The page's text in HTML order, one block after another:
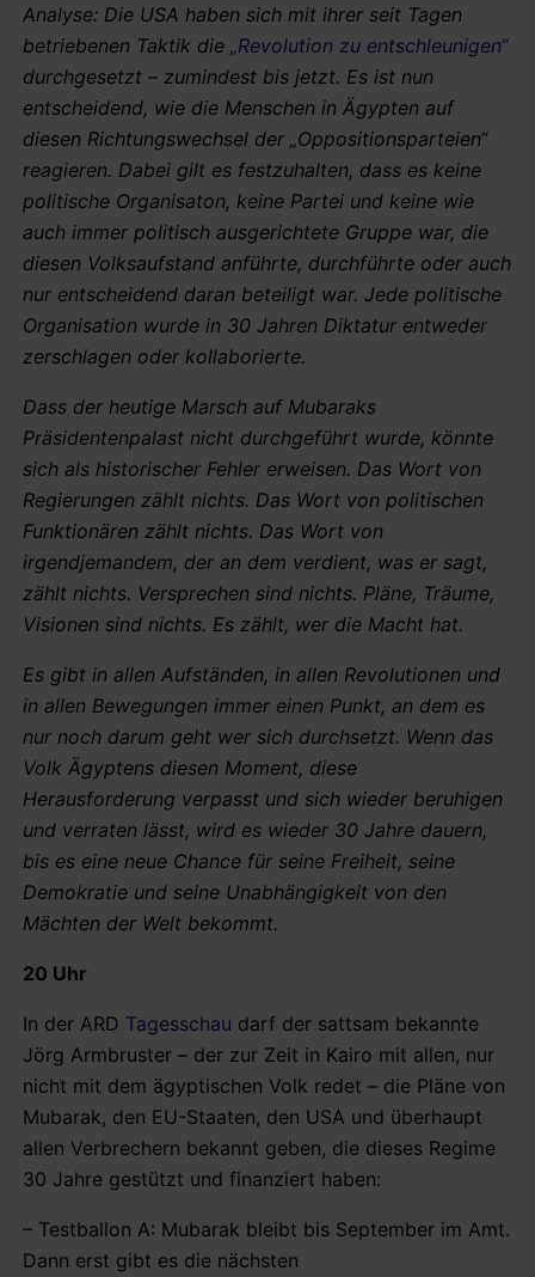
Analyse: Die USA haben sich mit ihrer seit Tagen
betriebenen Taktik die „Revolution zu entschleunigen“
durchgesetzt – zumindest bis jetzt. Es ist nun
entscheidend, wie die Menschen in Ägypten auf
diesen Richtungswechsel der „Oppositionsparteien“
reagieren. Dabei gilt es festzuhalten, dass es keine
politische Organisaton, keine Partei und keine wie
auch immer politisch ausgerichtete Gruppe war, die
diesen Volksaufstand anführte, durchführte oder auch
nur entscheidend daran beteiligt war. Jede politische
Organisation wurde in 30 Jahren Diktatur entweder
zerschlagen oder kollaborierte.
Dass der heutige Marsch auf Mubaraks
Präsidentenpalast nicht durchgeführt wurde, könnte
sich als historischer Fehler erweisen. Das Wort von
Regierungen zählt nichts. Das Wort von politischen
Funktionären zählt nichts. Das Wort von
irgendjemandem, der an dem verdient, was er sagt,
zählt nichts. Versprechen sind nichts. Pläne, Träume,
Visionen sind nichts. Es zählt, wer die Macht hat.
Es gibt in allen Aufständen, in allen Revolutionen und
in allen Bewegungen immer einen Punkt, an dem es
nur noch darum geht wer sich durchsetzt. Wenn das
Volk Ägyptens diesen Moment, diese
Herausforderung verpasst und sich wieder beruhigen
und verraten lässt, wird es wieder 30 Jahre dauern,
bis es eine neue Chance für seine Freiheit, seine
Demokratie und seine Unabhängigkeit von den
Mächten der Welt bekommt.
20 Uhr
In der ARD Tagesschau darf der sattsam bekannte
Jörg Armbruster – der zur Zeit in Kairo mit allen, nur
nicht mit dem ägyptischen Volk redet – die Pläne von
Mubarak, den EU-Staaten, den USA und überhaupt
allen Verbrechern bekannt geben, die dieses Regime
30 Jahre gestützt und finanziert haben:
– Testballon A: Mubarak bleibt bis September im Amt.
Dann erst gibt es die nächsten